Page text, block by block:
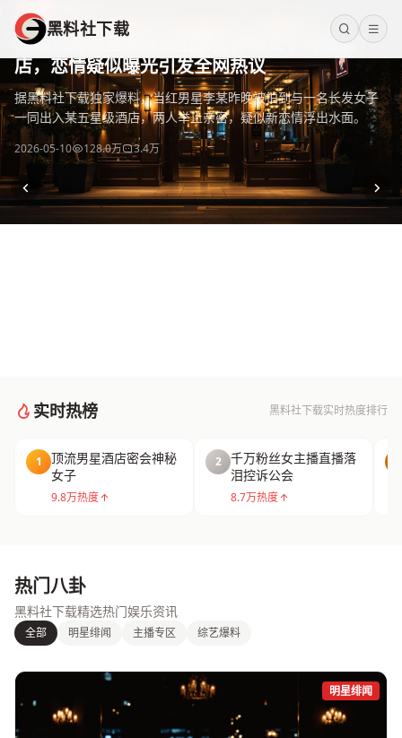
黑料社下载
黑料社下载
黑料社下载 - 全网热门黑料资源免费下载平台，海量独家爆料
某顶流男明星深夜被拍到与神秘女子同回酒
店，恋情疑似曝光引发全网热议
据黑料社下载独家爆料，当红男星李某昨晚被拍到与一名长发女子
一同出入某五星级酒店，两人举止亲密，疑似新恋情浮出水面。
2026-05-10 128.0万 3.4万
实时热榜 黑料社下载实时热度排行
1
顶流男星酒店密会神秘
女子
9.8万热度
2
千万粉丝女主播直播落
泪控诉公会
8.7万热度
热门八卦
黑料社下载精选热门娱乐资讯
全部 明星绯闻 主播专区 综艺爆料
明星绯闻